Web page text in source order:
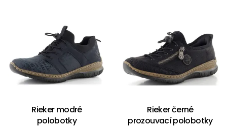
Rieker modré
polobotky
Rieker černé
prozouvací polobotky